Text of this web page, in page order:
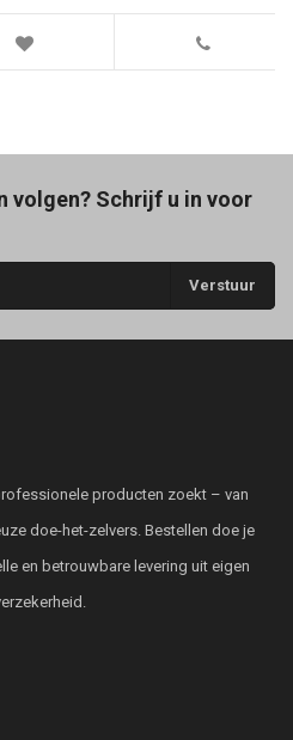
volgen? Schrijf u in voor
Verstuur
producten zoekt – van
doe-het-zelvers. Bestellen doe je
en betrouwbare levering uit eigen